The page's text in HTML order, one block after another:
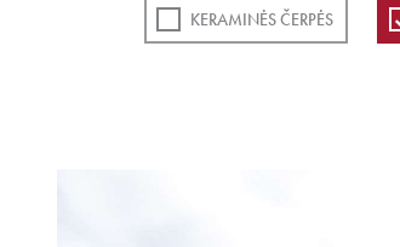
KERAMINĖS ČERPĖS